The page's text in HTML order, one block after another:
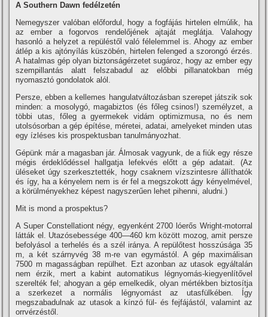
A Southern Dawn fedélzetén
Nemegyszer valóban előfordul, hogy a fogfájás hirtelen elmúlik, ha
az ember a fogorvos rendelőjének ajtaját meglátja. Valahogy
hasonló a helyzet a repüléstől való félelemmel is. Ahogy az ember
átlép a kis ajtónyí­lás küszöbén, hirtelen felenged a szorongó érzés.
A hatalmas gép olyan biztonságérzetet sugároz, hogy az ember egy
szempillantás alatt felszabadul az előbbi pillanatokban még
nyomasztó gondolatok alól.
Persze, ebben a kellemes hangulatváltozásban szerepet játszik sok
minden: a mosolygó, magabiztos (és főleg csinos!) személyzet, a
többi utas, főleg a gyermekek vidám optimizmusa, no és nem
utolsósorban a gép épí­tése, méretei, adatai, amelyeket minden utas
egy í­zléses kis prospektusban tanulmányozhat.
Gépünk már a magasban jár. Álmosak vagyunk, de a fiúk egy része
mégis érdeklődéssel hallgatja lefekvés előtt a gép adatait. (Az
üléseket úgy szerkesztették, hogy csaknem ví­zszintesre állí­thatók
és í­gy, ha a kényelem nem is ér fel a megszokott ágy kényelmével,
a körülményekhez képest nagyszerűen lehet pihenni, aludni.)
Mit is mond a prospektus?
A Super Constellationt négy, egyenként 2700 lóerős Wright-motorral
látták el. Utazósebessége 400—460 km között mozog, amit persze
befolyásol a terhelés és a szél iránya. A repülőtest hosszúsága 35
m, a két szárnyvég 38 m-re van egymástól. A gép maximálisan
7500 m magasságban repülhet. Ezt azonban az utasok egyáltalán
nem érzik, mert a kabint automatikus légnyomás-kiegyenlí­tővel
szerelték fel; ahogyan a gép emelkedik, olyan mértékben biztosí­tja
a szerkezet a normális légnyomást az utasfülkében. Így
megszabadulnak az utasok a kí­nzó fül- és fejfájástól, valamint az
orrvérzéstől.